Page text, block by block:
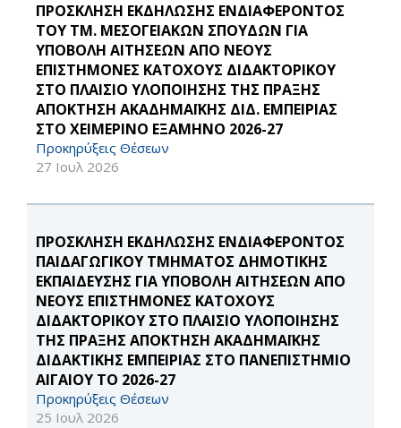
ΠΡΟΣΚΛΗΣΗ ΕΚΔΗΛΩΣΗΣ ΕΝΔΙΑΦΕΡΟΝΤΟΣ
ΤΟΥ ΤΜ. ΜΕΣΟΓΕΙΑΚΩΝ ΣΠΟΥΔΩΝ ΓΙΑ
ΥΠΟΒΟΛΗ ΑΙΤΗΣΕΩΝ ΑΠΟ ΝΕΟΥΣ
ΕΠΙΣΤΗΜΟΝΕΣ ΚΑΤΟΧΟΥΣ ΔΙΔΑΚΤΟΡΙΚΟΥ
ΣΤΟ ΠΛΑΙΣΙΟ ΥΛΟΠΟΙΗΣΗΣ ΤΗΣ ΠΡΑΞΗΣ
ΑΠΟΚΤΗΣΗ ΑΚΑΔΗΜΑΪΚΗΣ ΔΙΔ. ΕΜΠΕΙΡΙΑΣ
ΣΤΟ ΧΕΙΜΕΡΙΝΟ ΕΞΑΜΗΝΟ 2026-27
Προκηρύξεις Θέσεων
27 Ιουλ 2026
ΠΡΟΣΚΛΗΣΗ ΕΚΔΗΛΩΣΗΣ ΕΝΔΙΑΦΕΡΟΝΤΟΣ
ΠΑΙΔΑΓΩΓΙΚΟΥ ΤΜΗΜΑΤΟΣ ΔΗΜΟΤΙΚΗΣ
ΕΚΠΑΙΔΕΥΣΗΣ ΓΙΑ ΥΠΟΒΟΛΗ ΑΙΤΗΣΕΩΝ ΑΠΟ
ΝΕΟΥΣ ΕΠΙΣΤΗΜΟΝΕΣ ΚΑΤΟΧΟΥΣ
ΔΙΔΑΚΤΟΡΙΚΟΥ ΣΤΟ ΠΛΑΙΣΙΟ ΥΛΟΠΟΙΗΣΗΣ
ΤΗΣ ΠΡΑΞΗΣ ΑΠΟΚΤΗΣΗ ΑΚΑΔΗΜΑΪΚΗΣ
ΔΙΔΑΚΤΙΚΗΣ ΕΜΠΕΙΡΙΑΣ ΣΤΟ ΠΑΝΕΠΙΣΤΗΜΙΟ
ΑΙΓΑΙΟΥ ΤΟ 2026-27
Προκηρύξεις Θέσεων
25 Ιουλ 2026